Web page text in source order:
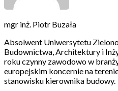
mgr inż. Piotr Buzała
Absolwent Uniwersytetu
Budownictwa, Architektury i
roku czynny zawodowo w
europejskim koncernie na
stanowisku kierownika budowy.